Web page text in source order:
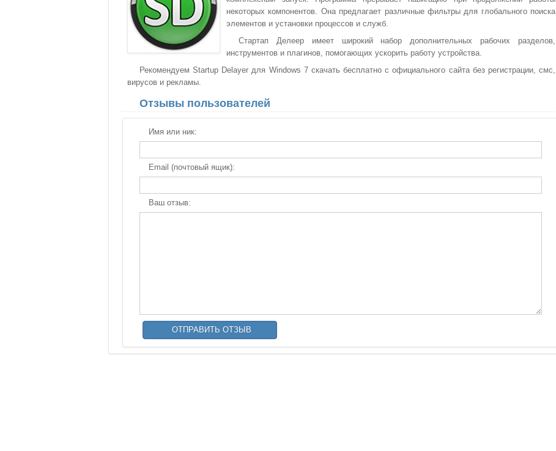
некоторых компонентов. Она предлагает различные фильтры для глобального поиска
элементов и установки процессов и служб.
Стартап Делеер имеет широкий набор дополнительных рабочих разделов,
инструментов и плагинов, помогающих ускорить работу устройства.
Рекомендуем Startup Delayer для Windows 7 скачать бесплатно с официального сайта без регистрации, смс,
вирусов и рекламы.
Отзывы пользователей
Имя или ник:
Email (почтовый ящик):
Ваш отзыв: